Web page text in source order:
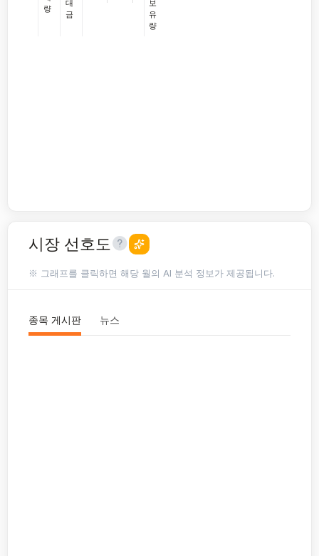
량
대
금
보
유
량
시장 선호도
※ 그래프를 클릭하면 해당 월의 AI 분석 정보가 제공됩니다.
종목 게시판 뉴스